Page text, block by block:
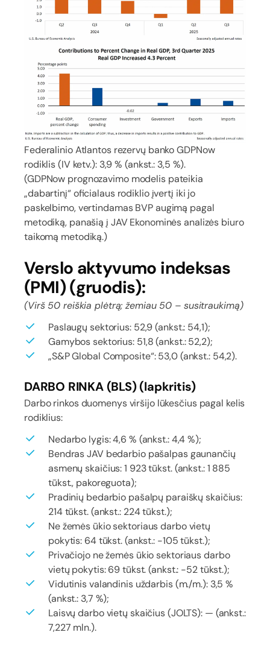
Federalinio Atlantos rezervų banko GDPNow
rodiklis (IV ketv.): 3,9 % (ankst.: 3,5 %).
(GDPNow prognozavimo modelis pateikia
„dabartinį“ oficialaus rodiklio įvertį iki jo
paskelbimo, vertindamas BVP augimą pagal
metodiką, panašią į JAV Ekonominės analizės biuro
taikomą metodiką.)
Verslo aktyvumo indeksas
(PMI) (gruodis):
(Virš 50 reiškia plėtrą; žemiau 50 – susitraukimą)
Paslaugų sektorius: 52,9 (ankst.: 54,1);
Gamybos sektorius: 51,8 (ankst.: 52,2);
„S&P Global Composite“: 53,0 (ankst.: 54,2).
DARBO RINKA (BLS) (lapkritis)
Darbo rinkos duomenys viršijo lūkesčius pagal kelis
rodiklius:
Nedarbo lygis: 4,6 % (ankst.: 4,4 %);
Bendras JAV bedarbio pašalpas gaunančių
asmenų skaičius: 1 923 tūkst. (ankst.: 1 885
tūkst., pakoreguota);
Pradinių bedarbio pašalpų paraiškų skaičius:
214 tūkst. (ankst.: 224 tūkst.);
Ne žemės ūkio sektoriaus darbo vietų
pokytis: 64 tūkst. (ankst.: -105 tūkst.);
Privačiojo ne žemės ūkio sektoriaus darbo
vietų pokytis: 69 tūkst. (ankst.: -52 tūkst.);
Vidutinis valandinis uždarbis (m./m.): 3,5 %
(ankst.: 3,7 %);
Laisvų darbo vietų skaičius (JOLTS): — (ankst.:
7,227 mln.).